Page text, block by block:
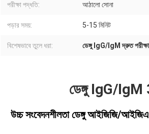
পরীক্ষা পদ্ধতি: আঠালো সোনা
পড়ার সময়: 5-15 মিনিট
বিশেষভাবে তুলে ধরা: ডেঙ্গু IgG/IgM দ্রুত
ডেঙ্গু IgG/IgM
উচ্চ সংবেদনশীলতা ডেঙ্গু আইজিজি/